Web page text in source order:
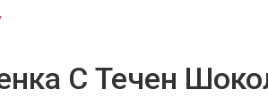
С Течен